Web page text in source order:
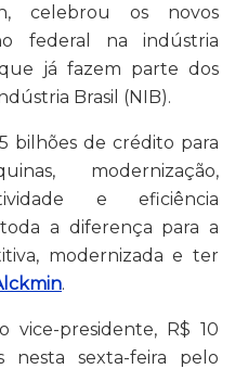
celebrou os novos
federal na indústria
já fazem parte dos
Brasil (NIB).
bilhões de crédito para
modernização,
e eficiência
a diferença para a
modernizada e ter
.
vice-presidente, R$ 10
nesta sexta-feira pelo